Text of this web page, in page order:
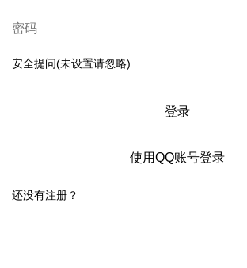
安全提问(未设置请忽略)
登录
使用QQ账号登录
还没有注册？